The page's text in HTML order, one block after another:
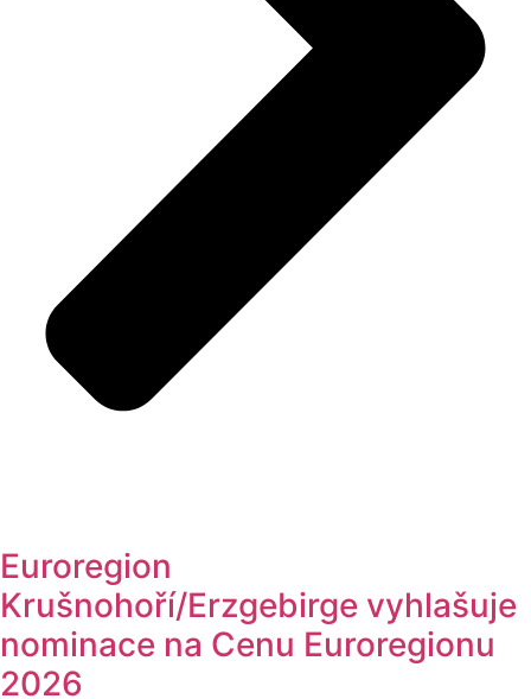
Euroregion
Krušnohoří/Erzgebirge vyhlašuje
nominace na Cenu Euroregionu
2026